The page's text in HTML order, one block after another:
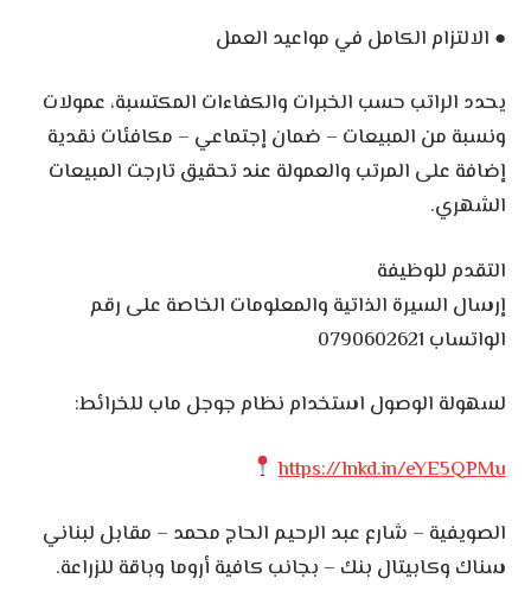
● الالتزام الكامل في مواعيد العمل
يحدد الراتب حسب الخبرات والكفاءات المكتسبة، عمولات
ونسبة من المبيعات – ضمان إجتماعي – مكافئات نقدية
إضافة على المرتب والعمولة عند تحقيق تارجت المبيعات
الشهري.
التقدم للوظيفة
إرسال السيرة الذاتية والمعلومات الخاصة على رقم
الواتساب 0790602621
لسهولة الوصول استخدام نظام جوجل ماب للخرائط:
https://lnkd.in/eYE5QPMu
الصويفية – شارع عبد الرحيم الحاج محمد – مقابل لبناني
سناك وكابيتال بنك – بجانب كافية أروما وباقة للزراعة.